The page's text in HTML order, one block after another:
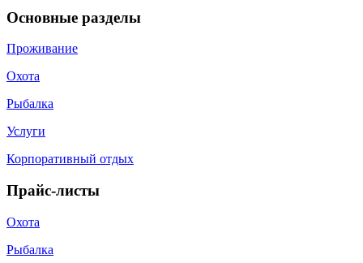
Основные разделы
Проживание
Охота
Рыбалка
Услуги
Корпоративный отдых
Прайс-листы
Охота
Рыбалка